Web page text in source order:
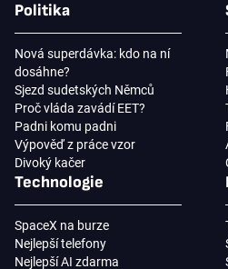
Politika
Nová superdávka: kdo na ní
dosáhne?
Sjezd sudetských Němců
Proč vláda zavádí EET?
Padni komu padni
Výpověď z práce vzor
Divoký kačer
Technologie
SpaceX na burze
Nejlepší telefony
Nejlepší AI zdarma